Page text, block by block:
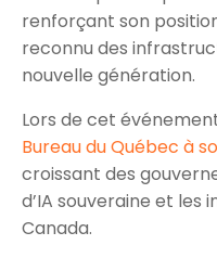
renforçant son
reconnu des
nouvelle génération.
Lors de cet
Bureau du Québec à
croissant des
d’IA souveraine et
Canada.